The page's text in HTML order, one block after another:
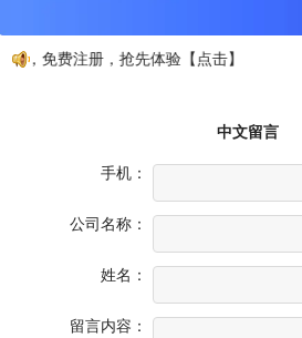
，免费注册，抢先体验【点击】
中文留言
手机：
公司名称：
姓名：
留言内容：